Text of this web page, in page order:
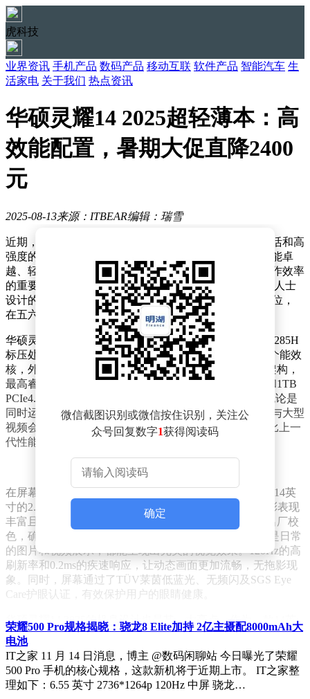
虎科技
业界资讯 手机产品 数码产品 移动互联 软件产品 智能汽车 生
活家电 关于我们 热点资讯
华硕灵耀14 2025超轻薄本：高
效能配置，暑期大促直降2400
元
2025-08-13来源：ITBEAR编辑：瑞雪
近期，职场人士面对的工作挑战日益加剧，快节奏的生活和高
强度的工作压力成为了常态。在这样的背景下，一款性能卓
越、轻薄便携且续航能力强的笔记本电脑成为了提升工作效率
的重要工具。华硕灵耀14 2025，作为一款专为现代职场人士
设计的AI超轻薄本，凭借其出色的配置和合理的价格定位，
在五六千元的价位段内脱颖而出。
华硕灵耀14 2025搭载了英特尔最新的第二代酷睿Ultra 9 285H
标压处理器，采用先进的3nm工艺，内置6个性能核和8个能效
核，外加2个低功耗能效核，总共形成16核心16线程的架构，
最高睿频可达5.4GHz。搭配32GB LPDDR5X高频内存和1TB
PCIe4.0 SSD，这款轻薄本在处理多任务时游刃有余，无论是
同时运行多个办公软件、进行复杂的数据处理，还是参与大型
视频会议，都能轻松应对。内置的8Xe核心锐炫核显相比上一
代性能提升了15%，为多媒体工作者提供了强大的支持。
在屏幕方面，灵耀14 2025同样表现出色。它配备了一块14英
寸的2.8K 120Hz OLED屏幕，支持100% P3广色域，色彩表现
丰富且准确。该屏幕还支持4种专业色域切换，并经过出厂校
色，确保ΔE＜1，无论是进行专业的图形设计工作，还是日常
的图片和视频展示，都能呈现出完美的视觉效果。120Hz的高
刷新率和0.2ms的疾速响应，让动态画面更加流畅，无拖影现
象。同时，屏幕通过了TÜV莱茵低蓝光、无频闪及SGS Eye
Care护眼认证，有效保护用户的眼睛健康。
华硕灵耀14 2025的机身设计也是其一大亮点。作为一款14英
寸的超轻薄本，它的机身厚度仅为13.9mm，重量轻至1.19kg，
相比同价位的轻薄本更加便携。无论是放入公文包还是背包
中，都能轻松携带，随时随地应对各种工作场景。它的外观设
计也非常有格调，采用全金属材质，提供冰川银和夜空蓝两种
颜色选择。A面的线条元素独特而美观，彰显出高品质的档
微信截图识别或微信按住识别，关注公
众号回复数字1获得阅读码
确定
荣耀500 Pro规格揭晓：骁龙8 Elite加持 2亿主摄配8000mAh大
电池
IT之家 11 月 14 日消息，博主 @数码闲聊站 今日曝光了荣耀
500 Pro 手机的核心规格，这款新机将于近期上市。 IT之家整
理如下：6.55 英寸 2736*1264p 120Hz 中屏 骁龙…